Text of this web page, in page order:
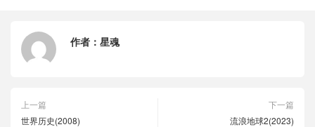
作者： 星魂
上一篇
世界历史(2008)
下一篇
流浪地球2(2023)